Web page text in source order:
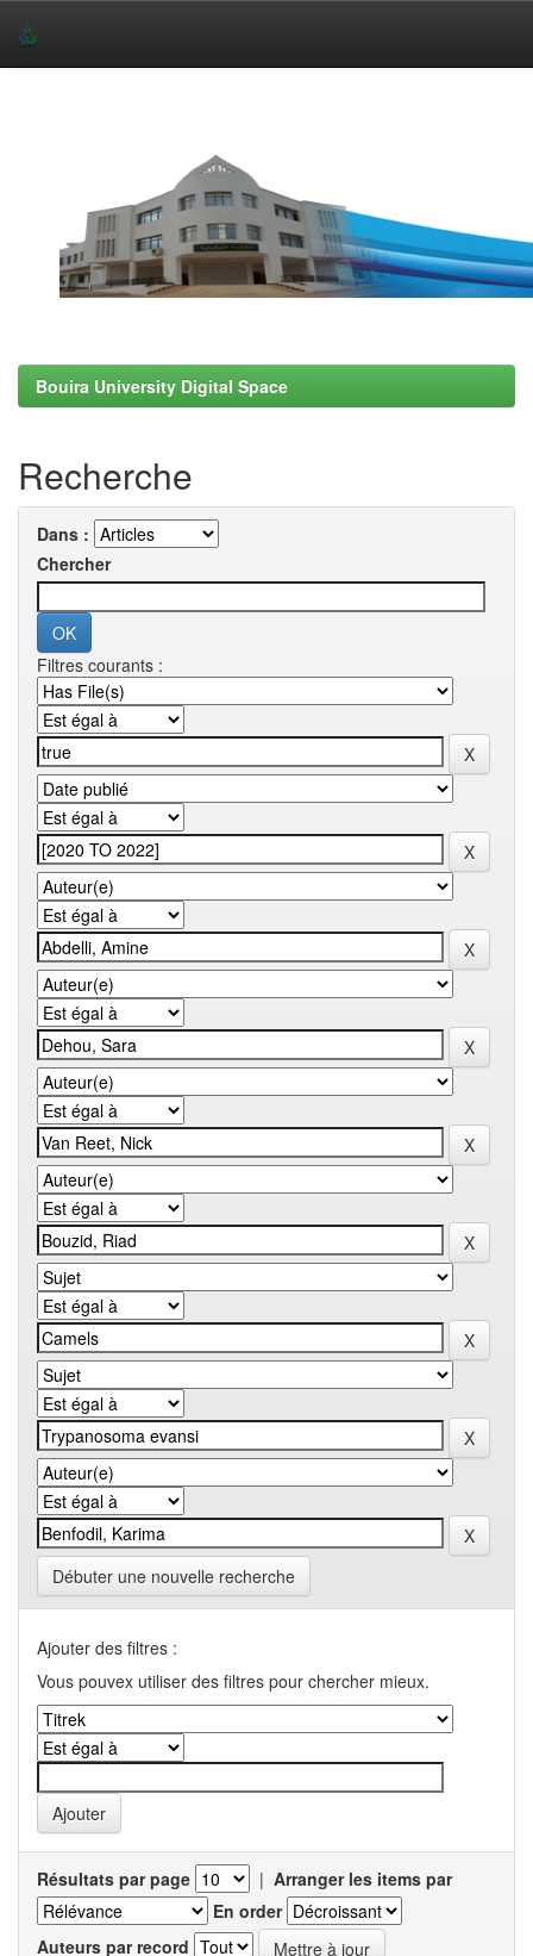
Bouira University Digital Space
Recherche
Dans :
Chercher
Filtres courants :
Débuter une nouvelle recherche
Ajouter des filtres :
Vous pouvex utiliser des filtres pour chercher mieux.
Résultats par page | Arranger les items par
En order
Auteurs par record